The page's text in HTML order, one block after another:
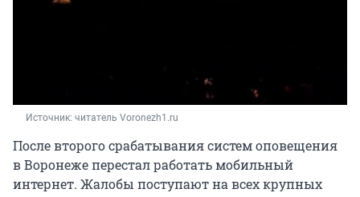
Источник: читатель Voronezh1.ru
После второго срабатывания систем оповещения
в Воронеже перестал работать мобильный
интернет. Жалобы поступают на всех крупных